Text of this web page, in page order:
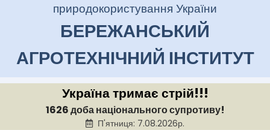
природокористування України
БЕРЕЖАНСЬКИЙ
АГРОТЕХНІЧНИЙ ІНСТИТУТ
Україна тримає стрій!!!
1626 доба національного супротиву!
П'ятниця: 7.08.2026р.